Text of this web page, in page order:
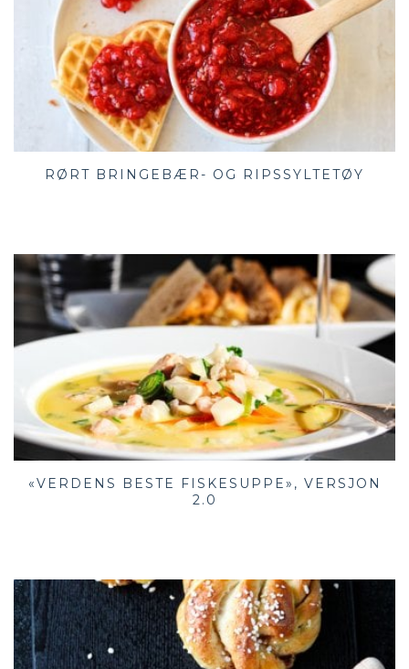
RØRT BRINGEBÆR- OG RIPSSYLTETØY
«VERDENS BESTE FISKESUPPE», VERSJON
2.0